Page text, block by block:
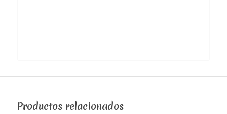
Productos relacionados